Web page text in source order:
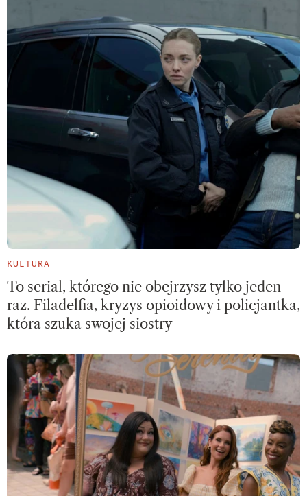
KULTURA
To serial, którego nie obejrzysz tylko jeden
raz. Filadelfia, kryzys opioidowy i policjantka,
która szuka swojej siostry